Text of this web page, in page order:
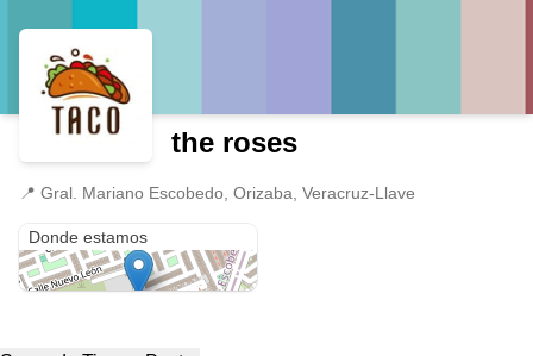
the roses
📍 Gral. Mariano Escobedo, Orizaba, Veracruz-Llave
Donde estamos